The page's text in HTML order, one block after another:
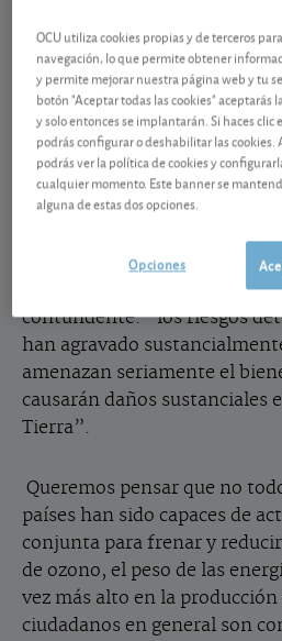
premios Nobel con vida,
los científicos del mundo a
alertando de las negativas
tendencias tales como el
población, la extinción de las
deforestación, el cambio
acceso al agua dulce. Hace
grupo de 15.000 científicos
a dirigirse a la Humanidad a
, y su mensaje ha
contundente: “los riesgos
han agravado
amenazan seriamente el
causarán daños sustanciales
Tierra”.
Queremos pensar que no
países han sido capaces de
conjunta para frenar y
de ozono, el peso de las
vez más alto en la
ciudadanos en general son
OCU utiliza cookies propias y de terceros
navegación, lo que permite obtener
y permite mejorar nuestra página web y tu
botón "Aceptar todas las cookies" aceptarás
y solo entonces se implantarán. Si haces clic
podrás configurar o deshabilitar las cookies.
podrás ver la política de cookies y
cualquier momento. Este banner se
alguna de estas dos opciones.
Opciones